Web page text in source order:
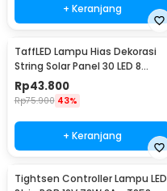
+ Keranjang
TaffLED Lampu Hias Dekorasi
String Solar Panel 30 LED 8
Mode 6.5M - 896
Rp43.800
Rp75.900 43%
+ Keranjang
Tightsen Controller Lampu LED